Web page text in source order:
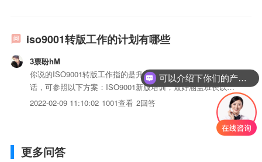
iso9001转版工作的计划有哪些
3票盼hM
你说的ISO9001转版工作指的是升级为2015新版吗？如果是的
话，可参照以下方案：ISO9001新版培训，最好涵盖班长以上
的所有管理层及工程师，可尽可能多的取得内审员资格证书；
GAP分析；根据GAP分析找出的差异，制定改进及完善措
施；组织新版的内审并提交内审报告；向认证组织申请...
2022-02-09 11:10:02 1001查看 2回答
更多问答
可以介绍下你们的产品么？